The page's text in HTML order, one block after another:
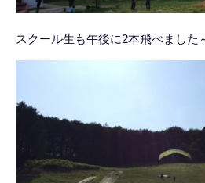
スクール生も午後に2本飛べました